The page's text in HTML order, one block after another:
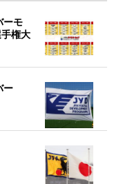
ーモ
権大
ー